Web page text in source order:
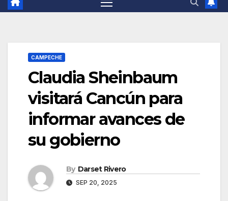
CAMPECHE
Claudia Sheinbaum
visitará Cancún para
informar avances de
su gobierno
By Darset Rivero
SEP 20, 2025